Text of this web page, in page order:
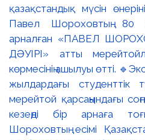
қазақстандық мүсін
Павел Шороховтың 80
арналған «ПАВЕЛ
ДӘУІРІ» атты
көрмесінің ашылуы өтті.
жылдардағы студенттік
мерейтой қарсаңындағы
кезеңді бір арнаға
Шороховтың есімі